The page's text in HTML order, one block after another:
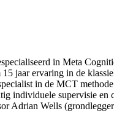
in Meta
jaar ervaring in de
in de MCT
individuele supervisie en
Adrian Wells